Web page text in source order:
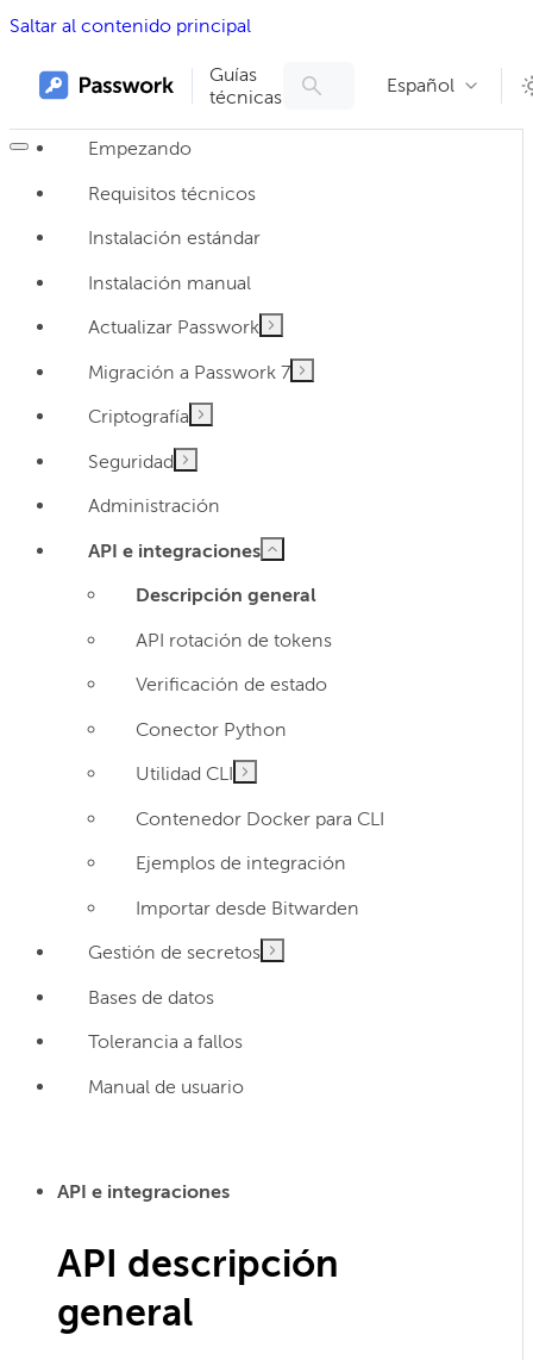
Saltar al contenido principal
Guías
técnicas
Español
Empezando
Requisitos técnicos
Instalación estándar
Instalación manual
Actualizar Passwork
Migración a Passwork 7
Criptografía
Seguridad
Administración
API e integraciones
Descripción general
API rotación de tokens
Verificación de estado
Conector Python
Utilidad CLI
Contenedor Docker para CLI
Ejemplos de integración
Importar desde Bitwarden
Gestión de secretos
Bases de datos
Tolerancia a fallos
Manual de usuario
API e integraciones
API descripción
general